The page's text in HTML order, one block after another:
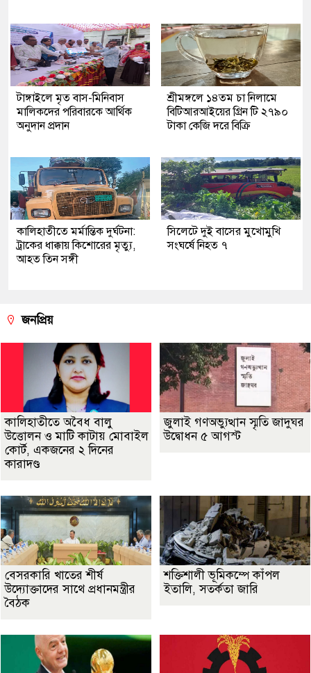
টাঙ্গাইলে মৃত বাস-মিনিবাস
মালিকদের পরিবারকে আর্থিক
অনুদান প্রদান
শ্রীমঙ্গলে ১৪তম চা নিলামে
বিটিআরআইয়ের গ্রিন টি ২৭৯০
টাকা কেজি দরে বিক্রি
কালিহাতীতে মর্মান্তিক দুর্ঘটনা:
ট্রাকের ধাক্কায় কিশোরের মৃত্যু,
আহত তিন সঙ্গী
সিলেটে দুই বাসের মুখোমুখি
সংঘর্ষে নিহত ৭
জনপ্রিয়
কালিহাতীতে অবৈধ বালু
উত্তোলন ও মাটি কাটায় মোবাইল
কোর্ট, একজনের ২ দিনের
কারাদণ্ড
জুলাই গণঅভ্যুত্থান স্মৃতি জাদুঘর
উদ্বোধন ৫ আগস্ট
বেসরকারি খাতের শীর্ষ
উদ্যোক্তাদের সাথে প্রধানমন্ত্রীর
বৈঠক
শক্তিশালী ভূমিকম্পে কাঁপল
ইতালি, সতর্কতা জারি